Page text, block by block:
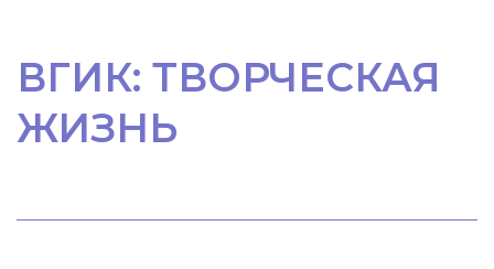
ВГИК: ТВОРЧЕСКАЯ
ЖИЗНЬ